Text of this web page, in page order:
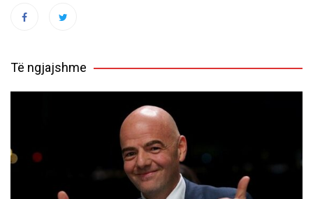
Të ngjajshme